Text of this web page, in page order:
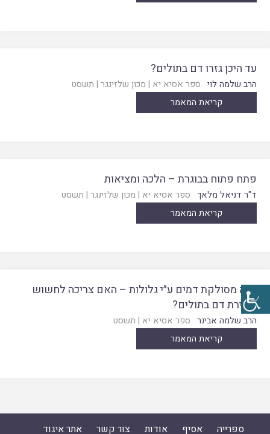
עד היכן גזרו דם בתולים?
הרב שלמה לוי ספר אסיא יא | מכון שלזינגר | תשסט
קריאת המאמר
פתח פתוח בבוגרת – הלכה ומציאות
ד"ר דניאל מלאך ספר אסיא יא | מכון שלזינגר | תשסט
קריאת המאמר
כלה מסולקת דמים ע״י גלולות – האם צריכה לחשוש
לגזירת דם בתולים?
הרב שלמה אבינר ספר אסיא יא | תשסט
קריאת המאמר
ספרייה אסיף אודות צור קשר אתר איגוד